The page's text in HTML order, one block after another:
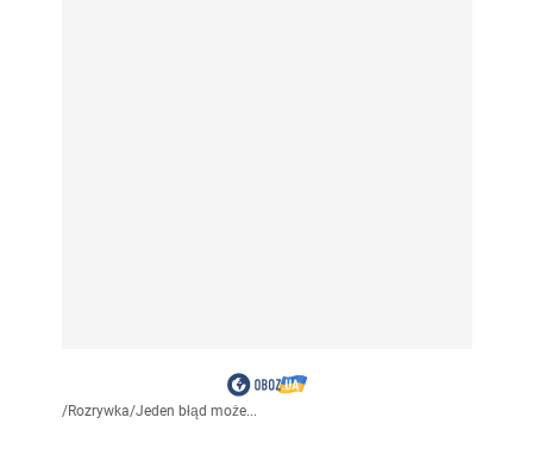
/Rozrywka/Jeden błąd może...